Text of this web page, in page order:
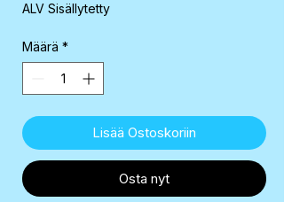
ALV Sisällytetty
Määrä *
Lisää Ostoskoriin
Osta nyt